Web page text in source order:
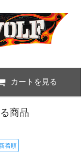
カートを見る
商品
着順